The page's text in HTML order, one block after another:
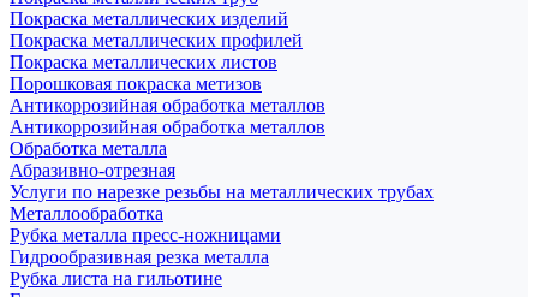
Покраска металлических изделий
Покраска металлических профилей
Покраска металлических листов
Порошковая покраска метизов
Антикоррозийная обработка металлов
Антикоррозийная обработка металлов
Обработка металла
Абразивно-отрезная
Услуги по нарезке резьбы на металлических трубах
Металлообработка
Рубка металла пресс-ножницами
Гидрообразивная резка металла
Рубка листа на гильотине